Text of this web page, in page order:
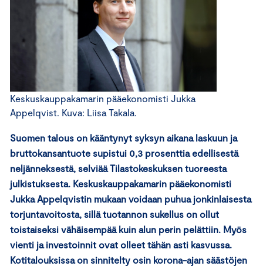
Keskuskauppakamarin pääekonomisti Jukka
Appelqvist. Kuva: Liisa Takala.
Suomen talous on kääntynyt syksyn aikana laskuun ja
bruttokansantuote supistui 0,3 prosenttia edellisestä
neljänneksestä, selviää Tilastokeskuksen tuoreesta
julkistuksesta. Keskuskauppakamarin pääekonomisti
Jukka Appelqvistin mukaan voidaan puhua jonkinlaisesta
torjuntavoitosta, sillä tuotannon sukellus on ollut
toistaiseksi vähäisempää kuin alun perin pelättiin. Myös
vienti ja investoinnit ovat olleet tähän asti kasvussa.
Kotitalouksissa on sinnitelty osin korona-ajan säästöjen